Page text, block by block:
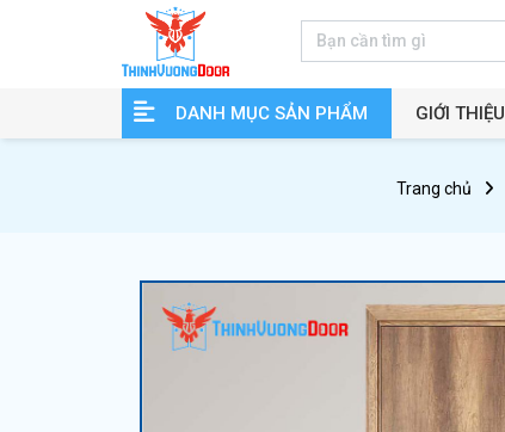
DANH MỤC SẢN PHẨM GIỚI THIỆU
Trang chủ